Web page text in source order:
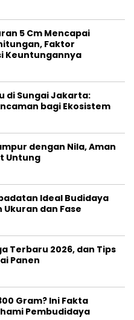
5 Cm Mencapai
Faktor
Keuntungannya
di Sungai Jakarta:
bagi Ekosistem
dengan Nila, Aman
Untung
Ideal Budidaya
dan Fase
Terbaru 2026, dan Tips
Panen
Gram? Ini Fakta
Pembudidaya